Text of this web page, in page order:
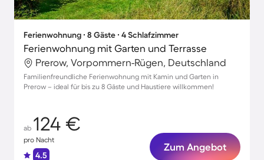
Ferienwohnung ∙ 8 Gäste ∙ 4 Schlafzimmer
Ferienwohnung mit Garten und Terrasse
Prerow, Vorpommern-Rügen, Deutschland
Familienfreundliche Ferienwohnung mit Kamin und Garten in
Prerow – ideal für bis zu 8 Gäste und Haustiere willkommen!
ab 124 €
pro Nacht
4.5
Zum Angebot